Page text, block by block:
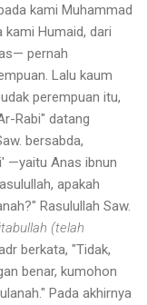
kami Muhammad
kami Humaid, dari
pernah
Lalu kaum
perempuan itu,
Rabi" datang
bersabda,
—yaitu Anas ibnun
apakah
Rasulullah Saw.
(telah
berkata, "Tidak,
benar, kumohon
Pada akhirnya